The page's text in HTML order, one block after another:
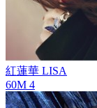
紅蓮華 LISA
60M 4